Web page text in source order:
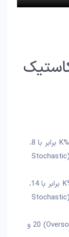
استوکاستیک اول (سریع‌تر): با تنظیمات دوره %K برابر با 8،
دوره %D برابر با 5 و کند شدن %D برابر با 3 (Stochastic
استوکاستیک دوم (کندتر): با تنظیمات دوره %K برابر با 14،
دوره %D برابر با 7 و کند شدن %D برابر با 3 (Stochastic
سطوح اشباع خرید و فروش: اشباع فروش (Oversold) 20 و